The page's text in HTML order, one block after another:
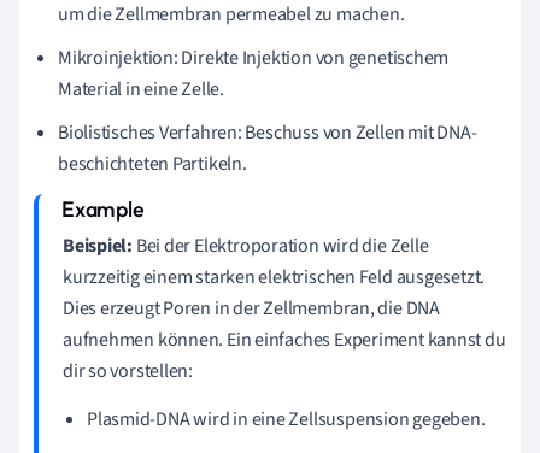
um die Zellmembran permeabel zu machen.
Mikroinjektion: Direkte Injektion von genetischem
Material in eine Zelle.
Biolistisches Verfahren: Beschuss von Zellen mit DNA-
beschichteten Partikeln.
Beispiel: Bei der Elektroporation wird die Zelle
kurzzeitig einem starken elektrischen Feld ausgesetzt.
Dies erzeugt Poren in der Zellmembran, die DNA
aufnehmen können. Ein einfaches Experiment kannst du
dir so vorstellen:
Plasmid-DNA wird in eine Zellsuspension gegeben.